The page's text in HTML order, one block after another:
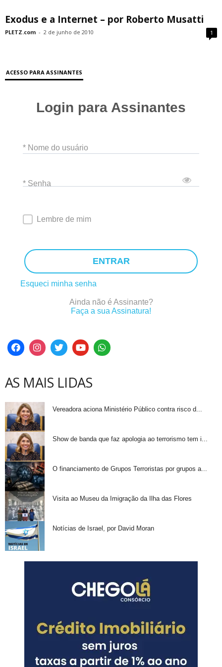
Exodus e a Internet – por Roberto Musatti
PLETZ.com - 2 de junho de 2010 1
ACESSO PARA ASSINANTES
Login para Assinantes
* Nome do usuário
* Senha
Lembre de mim
ENTRAR
Esqueci minha senha
Ainda não é Assinante?
Faça a sua Assinatura!
AS MAIS LIDAS
Vereadora aciona Ministério Público contra risco d...
Show de banda que faz apologia ao terrorismo tem i...
O financiamento de Grupos Terroristas por grupos a...
Visita ao Museu da Imigração da Ilha das Flores
Notícias de Israel, por David Moran